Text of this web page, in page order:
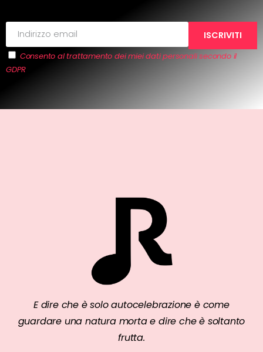
Consento al trattamento dei miei dati personali secondo il
GDPR
E dire che è solo autocelebrazione è come
guardare una natura morta e dire che è soltanto
frutta.